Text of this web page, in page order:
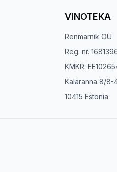
VINOTEKA
Renmarnik OÜ
Reg. nr.
KMKR:
Kalaranna 8/8-
10415 Estonia